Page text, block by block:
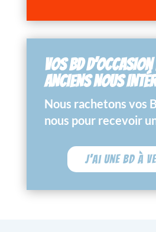
VOS BD
ANCIENS NOUS
Nous rachetons vos
nous pour recevoir
J'ai une BD à